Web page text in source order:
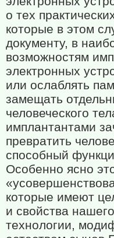
о тех
которые в этом
документу, в
возможностям
электронных
или ослаблять
замещать
человеческого
имплантантами
превратить
способный
Особенно ясно
которые имеют
и свойства
технологии,